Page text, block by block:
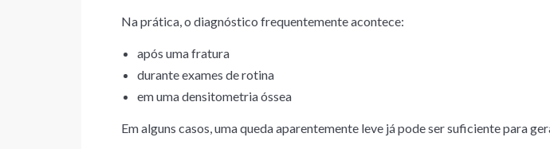
Na prática, o diagnóstico frequentemente acontece:
após uma fratura
durante exames de rotina
em uma densitometria óssea
Em alguns casos, uma queda aparentemente leve já pode ser suficiente para